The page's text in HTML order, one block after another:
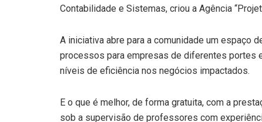
Contabilidade e Sistemas, criou a Agência
A iniciativa abre para a comunidade um espaço
processos para empresas de diferentes portes
níveis de eficiência nos negócios impactados.
E o que é melhor, de forma gratuita, com a
sob a supervisão de professores com